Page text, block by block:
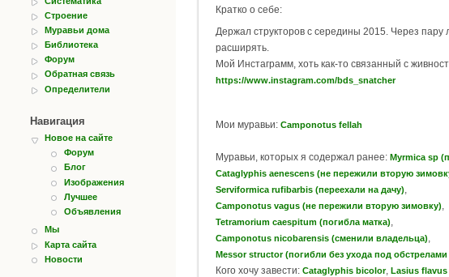
Строение
Муравьи дома
Библиотека
Форум
Обратная связь
Определители
Навигация
Новое на сайте
Форум
Блог
Изображения
Лучшее
Объявления
Мы
Карта сайта
Новости
Кратко о себе:
Держал структоров с середины 2015. Через пару
расширять.
Мой Инстаграмм, хоть как-то связанный с
https://www.instagram.com/bds_snatcher
Мои муравьи: Camponotus fellah
Муравьи, которых я содержал ранее: Myrmica sp
Cataglyphis aenescens (не пережили вторую
Serviformica rufibarbis (переехали на дачу)
Camponotus vagus (не пережили вторую зимовку)
Tetramorium caespitum (погибла матка)
Camponotus nicobarensis (сменили владельца)
Messor structor (погибли без ухода под
Кого хочу завести: Cataglyphis bicolor, Lasius flavus